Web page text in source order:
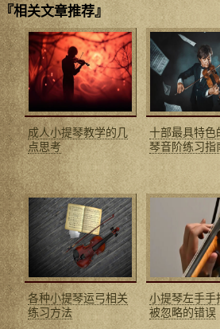
『相关文章推荐』
成人小提琴教学的几
点思考
十部最具特色
琴音阶练习指
各种小提琴运弓相关
练习方法
小提琴左手手
被忽略的错误